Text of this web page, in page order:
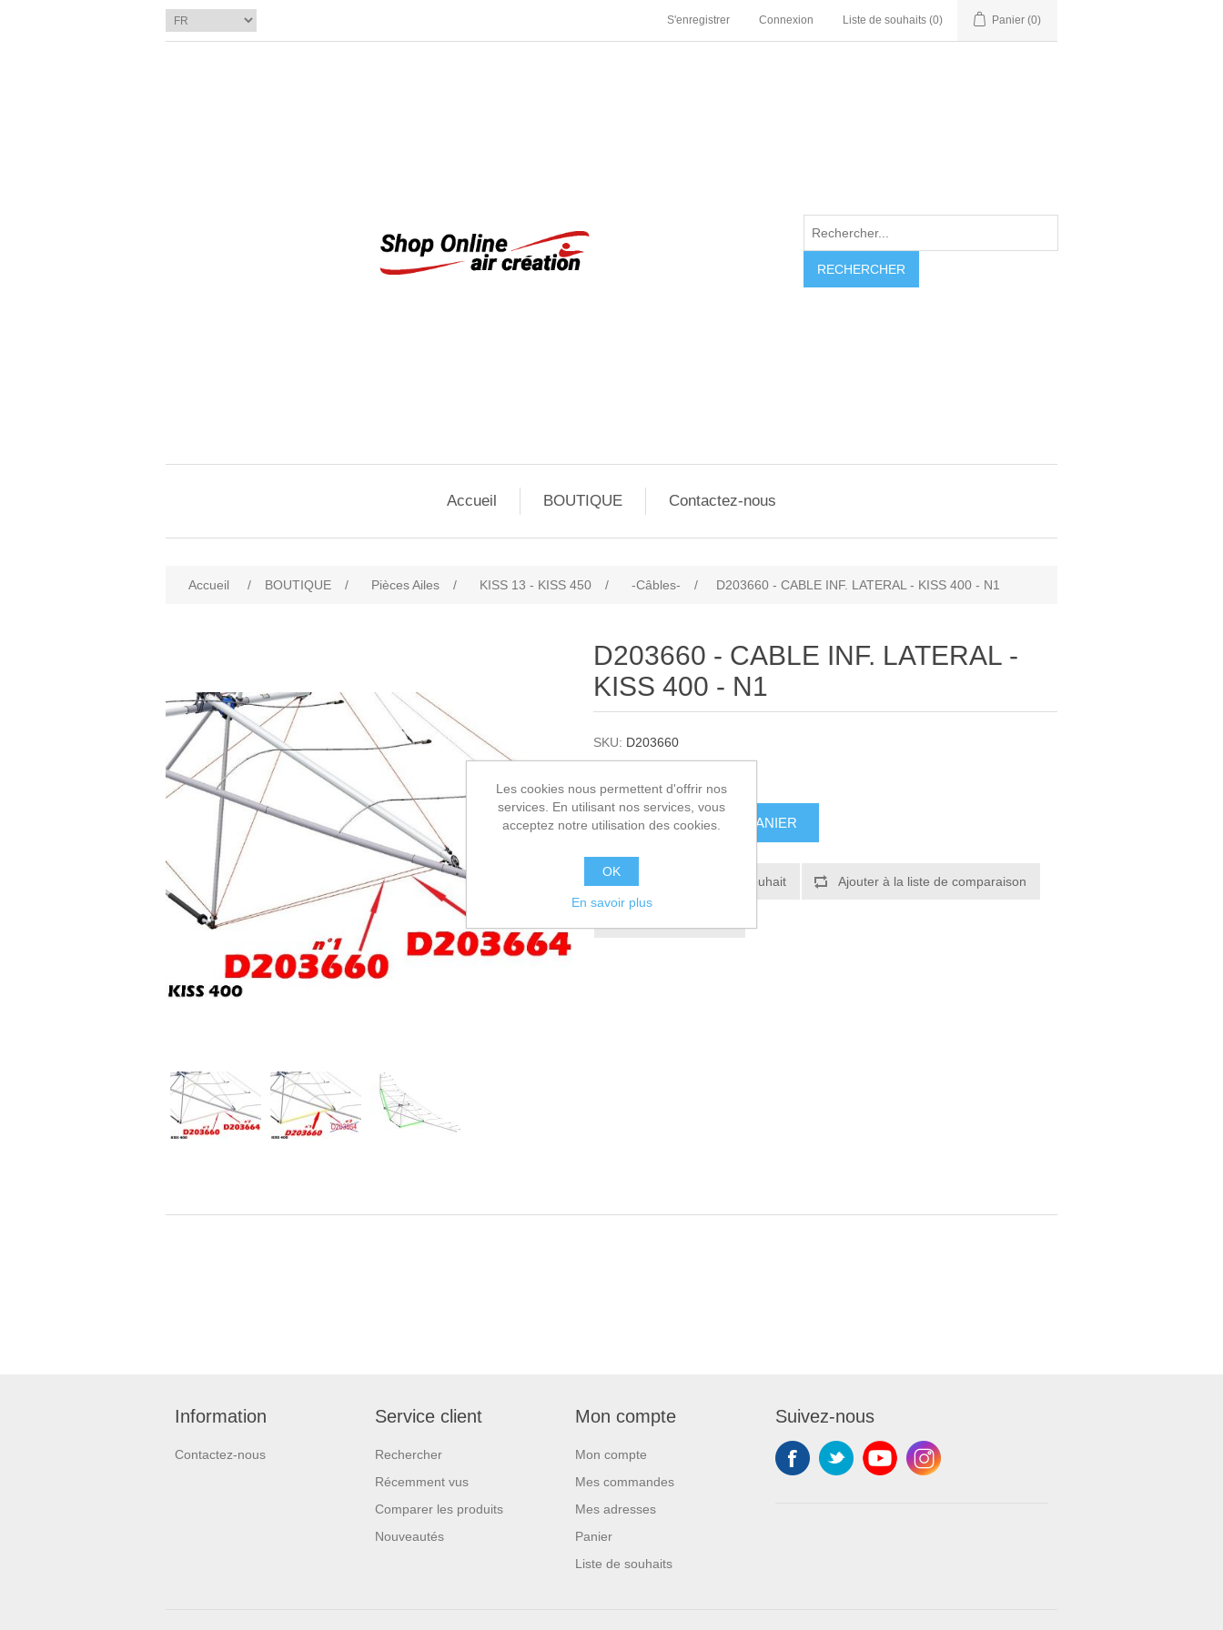
S'enregistrer Connexion Liste de souhaits (0) Panier (0)
RECHERCHER
Accueil BOUTIQUE Contactez-nous
Accueil / BOUTIQUE / Pièces Ailes / KISS 13 - KISS 450 / -Câbles- / D203660 - CABLE INF. LATERAL - KISS 400 - N1
D203660 - CABLE INF. LATERAL -
KISS 400 - N1
SKU: D203660
AJOUTER AU PANIER
Ajouter à la liste de souhait Ajouter à la liste de comparaison
Information
Contactez-nous
Service client
Rechercher
Récemment vus
Comparer les produits
Nouveautés
Mon compte
Mon compte
Mes commandes
Mes adresses
Panier
Liste de souhaits
Suivez-nous
Les cookies nous permettent d'offrir nos
services. En utilisant nos services, vous
acceptez notre utilisation des cookies.
OK
En savoir plus